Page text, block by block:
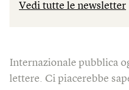
Vedi tutte le newsletter
Internazionale pubblica
lettere. Ci piacerebbe